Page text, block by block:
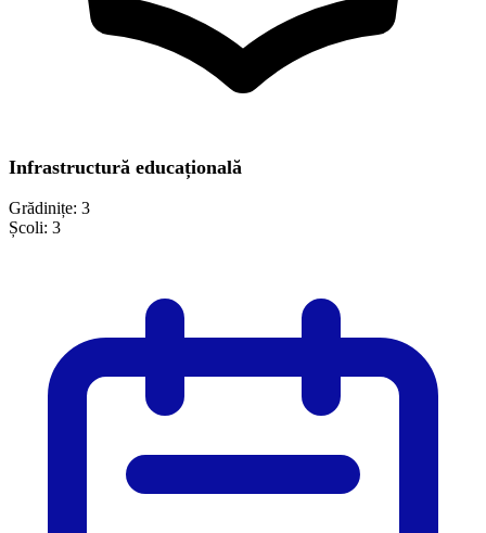
Infrastructură educațională
Grădinițe: 3
Școli: 3